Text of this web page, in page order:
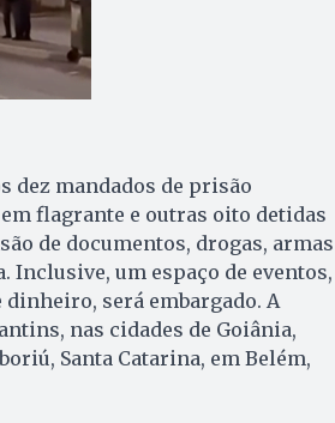
dez mandados de prisão
flagrante e outras oito detidas
de documentos, drogas, armas
um espaço de eventos,
será embargado. A
nas cidades de Goiânia,
Santa Catarina, em Belém,